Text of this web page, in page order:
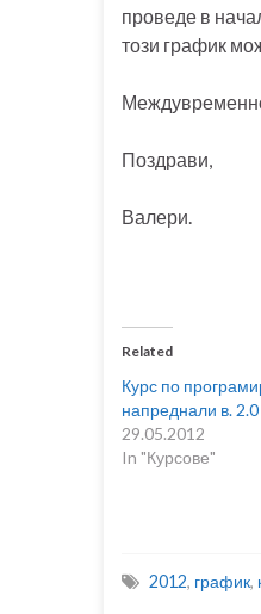
проведе в
този график
Поздрави,
Валери.
Related
Курс по
напреднали в. 2.0
29.05.2012
In "Курсове"
2012, график,